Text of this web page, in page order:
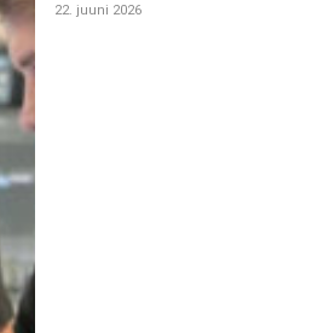
22. juuni 2026